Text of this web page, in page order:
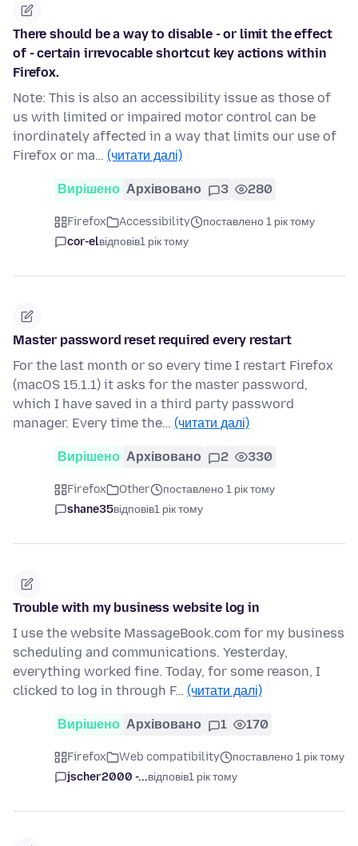
There should be a way to disable - or limit the effect
of - certain irrevocable shortcut key actions within
Firefox.
Note: This is also an accessibility issue as those of
us with limited or impaired motor control can be
inordinately affected in a way that limits our use of
Firefox or ma… (читати далі)
Вирішено Архівовано 3 280
Firefox Accessibility
поставлено 1 рік тому
cor-elвідповів1 рік тому
Master password reset required every restart
For the last month or so every time I restart Firefox
(macOS 15.1.1) it asks for the master password,
which I have saved in a third party password
manager. Every time the… (читати далі)
Вирішено Архівовано 2 330
Firefox Other
поставлено 1 рік тому
shane35відповів1 рік тому
Trouble with my business website log in
I use the website MassageBook.com for my business
scheduling and communications. Yesterday,
everything worked fine. Today, for some reason, I
clicked to log in through F… (читати далі)
Вирішено Архівовано 1 170
Firefox Web compatibility
поставлено 1 рік тому
jscher2000 -...відповів1 рік тому